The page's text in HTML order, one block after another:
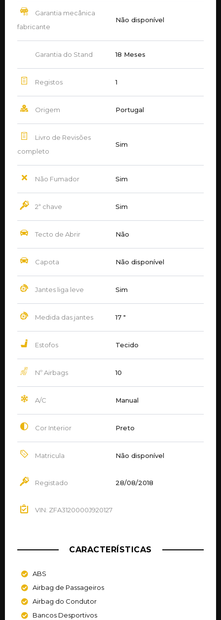
Garantia mecânica
fabricante
Não disponível
Garantia do Stand 18 Meses
Registos 1
Origem Portugal
Livro de Revisões
completo
Sim
Não Fumador Sim
2ª chave Sim
Tecto de Abrir Não
Capota Não disponível
Jantes liga leve Sim
Medida das jantes 17 ″
Estofos Tecido
Nº Airbags 10
A/C Manual
Cor Interior Preto
Matricula Não disponível
Registado 28/08/2018
VIN: ZFA3120000J920127
CARACTERÍSTICAS
ABS
Airbag de Passageiros
Airbag do Condutor
Bancos Desportivos